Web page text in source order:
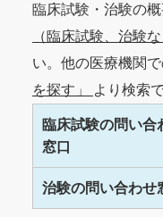
臨床試験・治験の
（臨床試験、治験
い。他の医療機関
を探す」
より検索
臨床試験の問い合
窓口
治験の問い合わせ